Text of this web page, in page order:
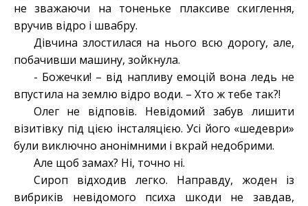
не зважаючи на тоненьке плаксиве скиглення,
вручив відро і швабру.
Дівчина злостилася на нього всю дорогу, але,
побачивши машину, зойкнула.
- Божечки! – від напливу емоцій вона ледь не
впустила на землю відро води. – Хто ж тебе так?!
Олег не відповів. Невідомий забув лишити
візитівку під цією інсталяцією. Усі його «шедеври»
були виключно анонімними і вкрай недобрими.
Але щоб замах? Ні, точно ні.
Сироп відходив легко. Направду, жоден із
вибриків невідомого психа шкоди не завдав,